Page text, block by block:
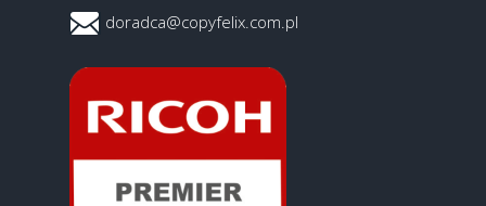
doradca@copyfelix.com.pl